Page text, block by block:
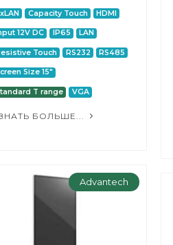
Capacity Touch HDMI
12V DC IP65 LAN
Touch RS232 RS485
Size 15"
T range VGA
БОЛЬШЕ...
Advantech